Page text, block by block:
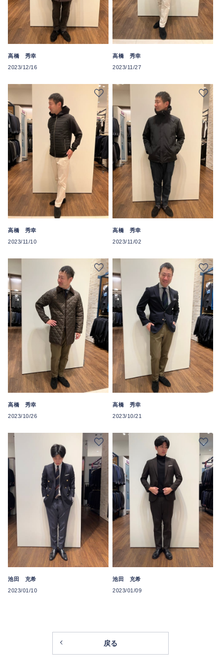
高橋 秀幸
2023/12/16
高橋 秀幸
2023/11/27
高橋 秀幸
2023/11/10
高橋 秀幸
2023/11/02
高橋 秀幸
2023/10/26
高橋 秀幸
2023/10/21
池田 充希
2023/01/10
池田 充希
2023/01/09
戻る